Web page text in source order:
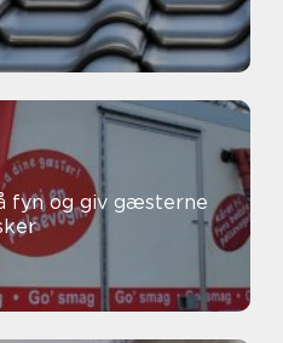
fyn og giv gæsterne